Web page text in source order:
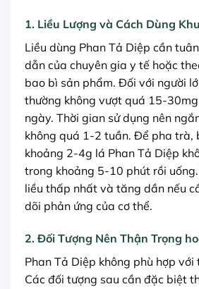
1. Liều Lượng và Cách Dùng
Liều dùng Phan Tả Diệp cần
dẫn của chuyên gia y tế hoặc
bao bì sản phẩm. Đối với người
thường không vượt quá 15-
ngày. Thời gian sử dụng nên
không quá 1-2 tuần. Để pha trà,
khoảng 2-4g lá Phan Tả Diệp
trong khoảng 5-10 phút rồi
liều thấp nhất và tăng dần nếu
dõi phản ứng của cơ thể.
2. Đối Tượng Nên Thận Trọng
Phan Tả Diệp không phù hợp
Các đối tượng sau cần đặc biệt